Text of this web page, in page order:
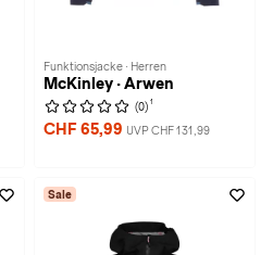
Funktionsjacke · Herren
McKinley · Arwen
(0) 1
CHF 65,99 UVP CHF 131,99
Sale